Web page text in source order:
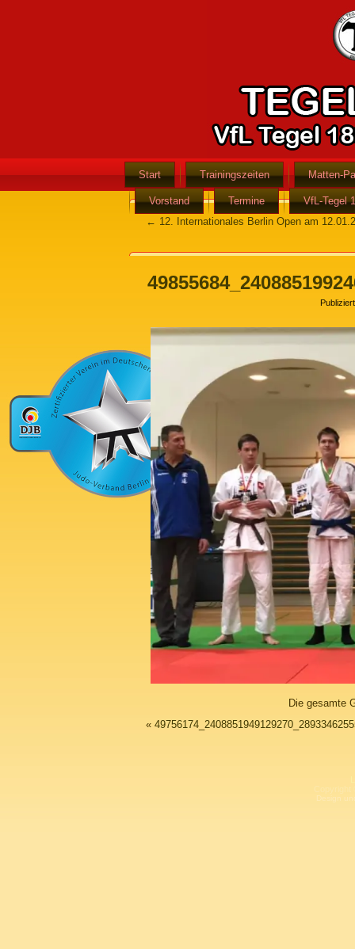
Start Trainingszeiten Matten-
Vorstand Termine
VfL-Tegel
← 12. Internationales Berlin Open am
Publiziert
Die gesamte
«
Design